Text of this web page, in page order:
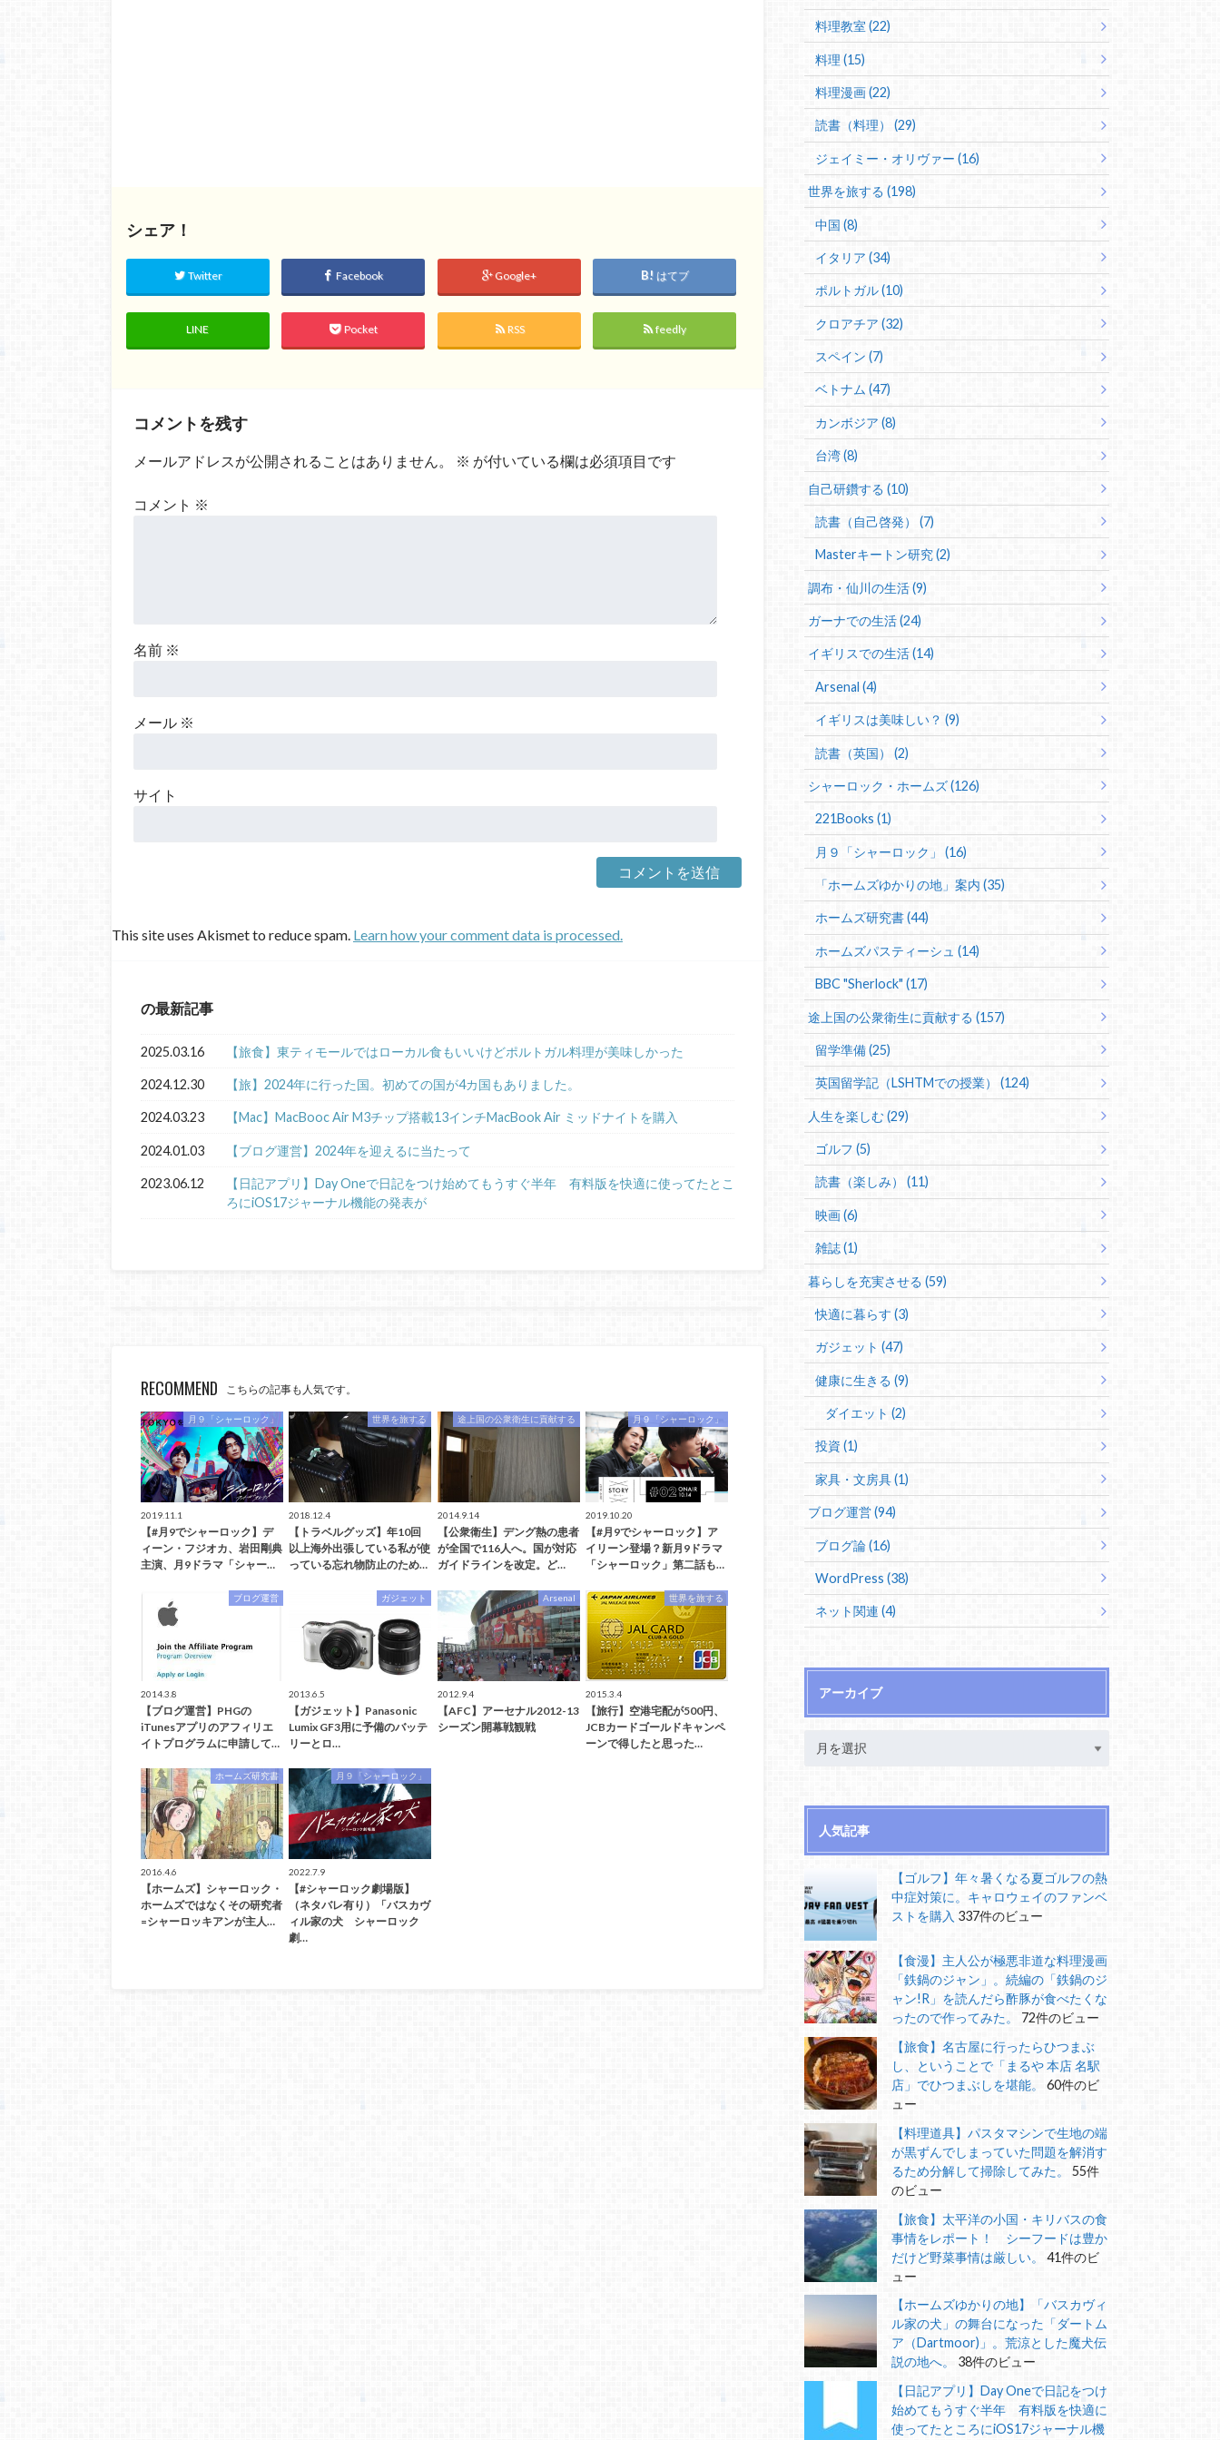
シェア！
Twitter Facebook Google+ はてブ
LINE Pocket RSS feedly
コメントを残す
メールアドレスが公開されることはありません。 ※ が付いている欄は必須項目です
コメント ※
名前 ※
メール ※
サイト
This site uses Akismet to reduce spam. Learn how your comment data is processed.
の最新記事
2025.03.16 【旅食】東ティモールではローカル食もいいけどポルトガル料理が美味しかった
2024.12.30 【旅】2024年に行った国。初めての国が4カ国もありました。
2024.03.23 【Mac】MacBooc Air M3チップ搭載13インチMacBook Air ミッドナイトを購入
2024.01.03 【ブログ運営】2024年を迎えるに当たって
2023.06.12
【日記アプリ】Day Oneで日記をつけ始めてもうすぐ半年 有料版を快適に使ってたとこ
ろにiOS17ジャーナル機能の発表が
RECOMMEND こちらの記事も人気です。
月９「シャーロック」
2019.11.1
【#月9でシャーロック】デ
ィーン・フジオカ、岩田剛典
主演、月9ドラマ「シャー…
世界を旅する
2018.12.4
【トラベルグッズ】年10回
以上海外出張している私が使
っている忘れ物防止のため…
途上国の公衆衛生に貢献する
2014.9.14
【公衆衛生】デング熱の患者
が全国で116人へ。国が対応
ガイドラインを改定。ど…
月９「シャーロック」
2019.10.20
【#月9でシャーロック】ア
イリーン登場？新月9ドラマ
「シャーロック」第二話も…
ブログ運営
2014.3.8
【ブログ運営】PHGの
iTunesアプリのアフィリエ
イトプログラムに申請して…
ガジェット
2013.6.5
【ガジェット】Panasonic
Lumix GF3用に予備のバッテ
リーとロ…
Arsenal
2012.9.4
【AFC】アーセナル2012-13
シーズン開幕戦観戦
世界を旅する
2015.3.4
【旅行】空港宅配が500円、
JCBカードゴールドキャンペ
ーンで得したと思った…
ホームズ研究書
2016.4.6
【ホームズ】シャーロック・
ホームズではなくその研究者
=シャーロッキアンが主人…
月９「シャーロック」
2022.7.9
【#シャーロック劇場版】
（ネタバレ有り）「バスカヴ
ィル家の犬 シャーロック
劇…
料理教室 (22)
料理 (15)
料理漫画 (22)
読書（料理） (29)
ジェイミー・オリヴァー (16)
世界を旅する (198)
中国 (8)
イタリア (34)
ポルトガル (10)
クロアチア (32)
スペイン (7)
ベトナム (47)
カンボジア (8)
台湾 (8)
自己研鑽する (10)
読書（自己啓発） (7)
Masterキートン研究 (2)
調布・仙川の生活 (9)
ガーナでの生活 (24)
イギリスでの生活 (14)
Arsenal (4)
イギリスは美味しい？ (9)
読書（英国） (2)
シャーロック・ホームズ (126)
221Books (1)
月９「シャーロック」 (16)
「ホームズゆかりの地」案内 (35)
ホームズ研究書 (44)
ホームズパスティーシュ (14)
BBC "Sherlock" (17)
途上国の公衆衛生に貢献する (157)
留学準備 (25)
英国留学記（LSHTMでの授業） (124)
人生を楽しむ (29)
ゴルフ (5)
読書（楽しみ） (11)
映画 (6)
雑誌 (1)
暮らしを充実させる (59)
快適に暮らす (3)
ガジェット (47)
健康に生きる (9)
ダイエット (2)
投資 (1)
家具・文房具 (1)
ブログ運営 (94)
ブログ論 (16)
WordPress (38)
ネット関連 (4)
アーカイブ
人気記事
【ゴルフ】年々暑くなる夏ゴルフの熱
中症対策に。キャロウェイのファンベ
ストを購入 337件のビュー
【食漫】主人公が極悪非道な料理漫画
「鉄鍋のジャン」。続編の「鉄鍋のジ
ャン!R」を読んだら酢豚が食べたくな
ったので作ってみた。
72件のビュー
【旅食】名古屋に行ったらひつまぶ
し、ということで「まるや 本店 名駅
店」でひつまぶしを堪能。
60件のビ
ュー
【料理道具】パスタマシンで生地の端
が黒ずんでしまっていた問題を解消す
るため分解して掃除してみた。
55件
のビュー
【旅食】太平洋の小国・キリバスの食
事情をレポート！ シーフードは豊か
だけど野菜事情は厳しい。
41件のビ
ュー
【ホームズゆかりの地】「バスカヴィ
ル家の犬」の舞台になった「ダートム
ア（Dartmoor)」。荒涼とした魔犬伝
説の地へ。
38件のビュー
【日記アプリ】Day Oneで日記をつけ
始めてもうすぐ半年 有料版を快適に
使ってたところにiOS17ジャーナル機